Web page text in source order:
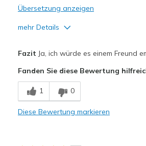
Übersetzung anzeigen
mehr Details
Nachteile
Need Break In
Fazit Ja, ich würde es einem Freund
Fanden Sie diese Bewertung
1 0
Diese Bewertung markieren